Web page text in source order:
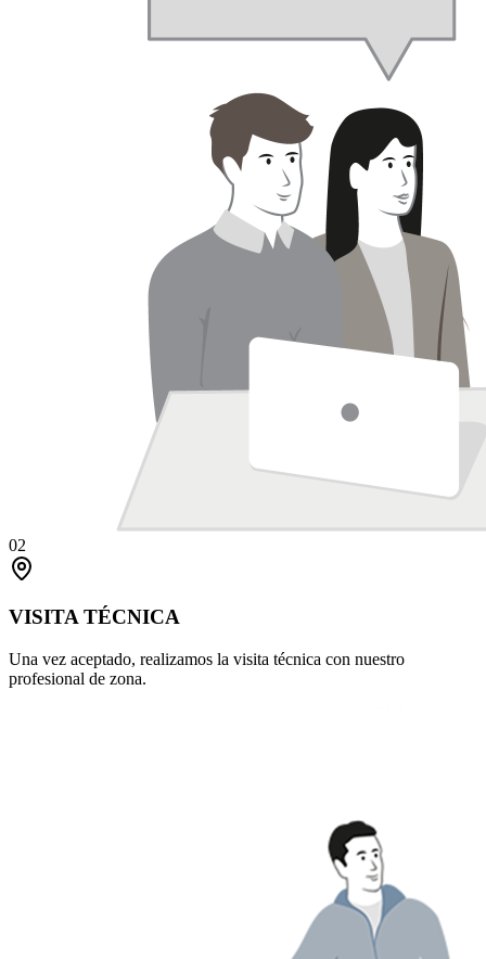
02
VISITA TÉCNICA
Una vez aceptado, realizamos la visita técnica con nuestro
profesional de zona.